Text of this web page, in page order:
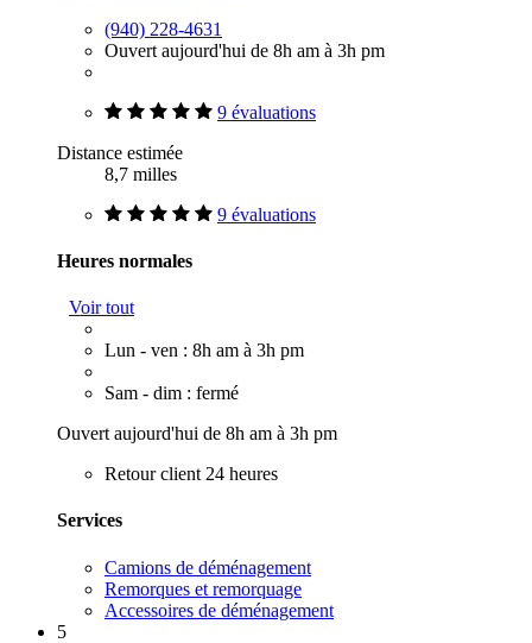
(940) 228-4631
Ouvert aujourd'hui de 8h am à 3h pm
9 évaluations
Distance estimée
8,7 milles
9 évaluations
Heures normales
Voir tout
Lun - ven : 8h am à 3h pm
Sam - dim : fermé
Ouvert aujourd'hui de 8h am à 3h pm
Retour client 24 heures
Services
Camions de déménagement
Remorques et remorquage
Accessoires de déménagement
5